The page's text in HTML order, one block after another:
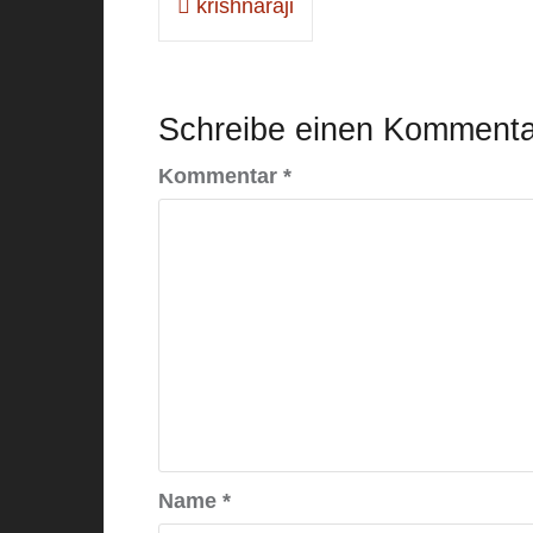
krishnaraji
Schreibe einen
Kommentar *
Name *